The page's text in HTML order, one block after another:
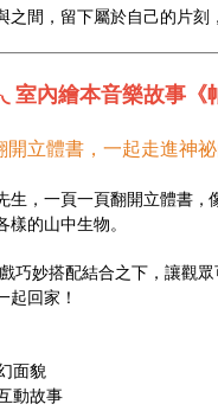
間，留下屬於自己的片刻
室內繪本音樂故事《
開立體書，一起走進神
生，一頁一頁翻開立體書
的山中生物。
巧妙搭配結合之下，讓觀
起回家！
面貌
動故事